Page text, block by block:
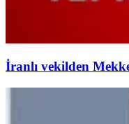
İranlı vekilden